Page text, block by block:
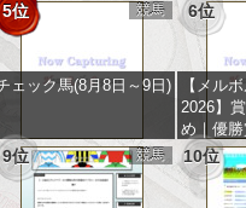
5位 競馬
ェック馬(8月8日～9日)
6位
【メル
2026】
め｜優
億円以
9位 競馬 10位